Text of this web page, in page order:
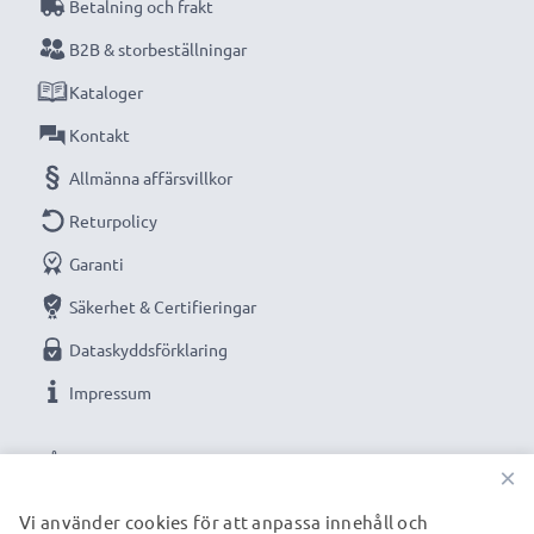
VÅRA BETALNINGSALTERNATIV
Betalning och frakt
B2B & storbeställningar
Kataloger
Kontakt
Allmänna affärsvillkor
Returpolicy
Garanti
Säkerhet & Certifieringar
Dataskyddsförklaring
Impressum
×
Vi använder cookies för att anpassa innehåll och